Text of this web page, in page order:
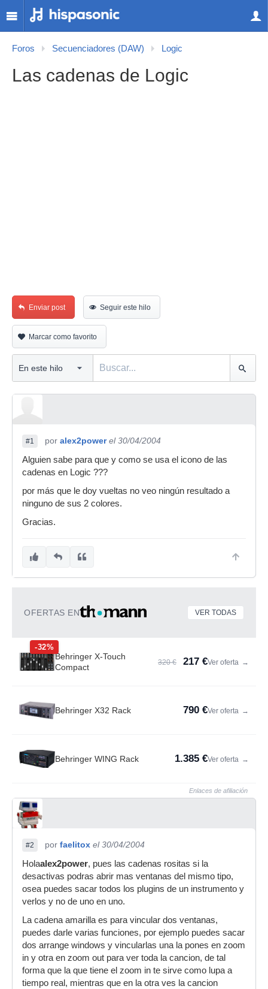
Foros Secuenciadores (DAW) Logic
Las cadenas de Logic
Enviar post Seguir este hilo
Marcar como favorito
#1 por alex2power el 30/04/2004
Alguien sabe para que y como se usa el icono de las
cadenas en Logic ???
por más que le doy vueltas no veo ningún resultado a
ninguno de sus 2 colores.
Gracias.
OFERTAS EN VER TODAS
-32%
Behringer X-Touch
Compact
320 € 217 €Ver oferta →
Behringer X32 Rack 790 €Ver oferta →
Behringer WING Rack 1.385 €Ver oferta →
Enlaces de afiliación
#2 por faelitox el 30/04/2004
Holaalex2power, pues las cadenas rositas si la
desactivas podras abrir mas ventanas del mismo tipo,
osea puedes sacar todos los plugins de un instrumento y
verlos y no de uno en uno.
La cadena amarilla es para vincular dos ventanas,
puedes darle varias funciones, por ejemplo puedes sacar
dos arrange windows y vincularlas una la pones en zoom
in y otra en zoom out para ver toda la cancion, de tal
forma que la que tiene el zoom in te sirve como lupa a
tiempo real, mientras que en la otra ves la cancion